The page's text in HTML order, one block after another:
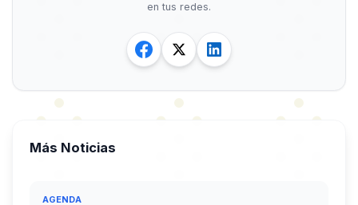
en tus redes.
Más Noticias
AGENDA